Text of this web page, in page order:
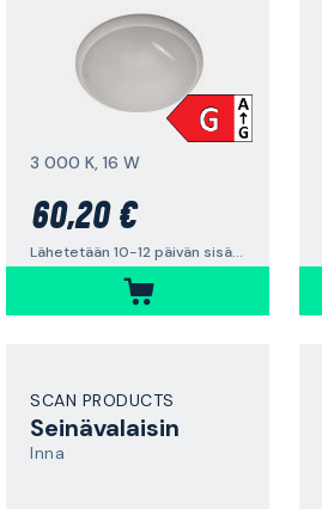
3 000 K, 16 W
60,20 €
Lähetetään 10-12 päivän sisällä
SCAN PRODUCTS
Seinävalaisin
Inna